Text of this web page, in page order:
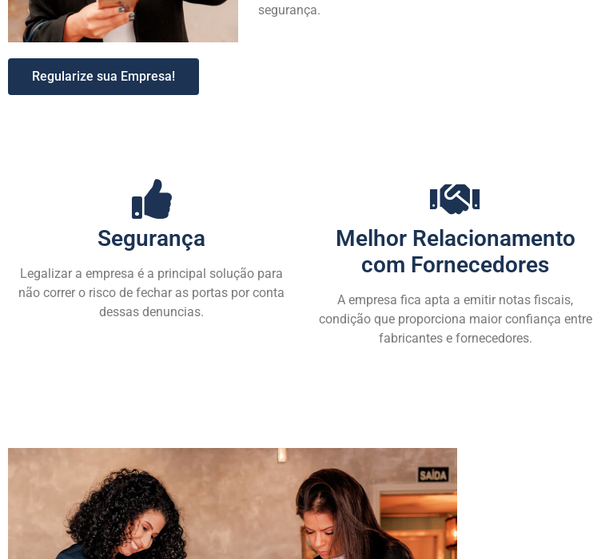
Regularize sua Empresa!
segurança.
Segurança
Legalizar a empresa é a principal solução para
não correr o risco de fechar as portas por conta
dessas denuncias.
Melhor Relacionamento
com Fornecedores
A empresa fica apta a emitir notas fiscais,
condição que proporciona maior confiança entre
fabricantes e fornecedores.